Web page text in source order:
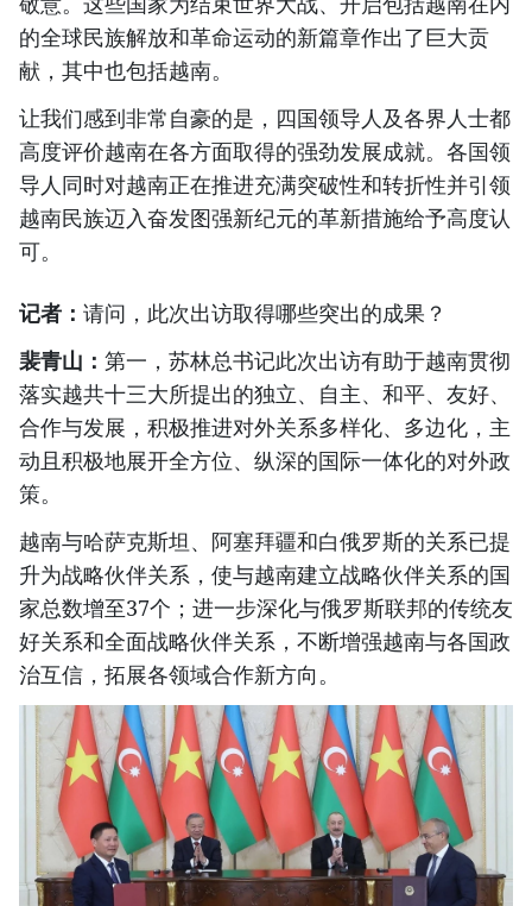
的全球民族解放和革命运动的新篇章作出了巨大贡
献，其中也包括越南。
让我们感到非常自豪的是，四国领导人及各界人士都
高度评价越南在各方面取得的强劲发展成就。各国领
导人同时对越南正在推进充满突破性和转折性并引领
越南民族迈入奋发图强新纪元的革新措施给予高度认
可。
记者： 请问，此次出访取得哪些突出的成果？
裴青山： 第一，苏林总书记此次出访有助于越南贯彻
落实越共十三大所提出的独立、自主、和平、友好、
合作与发展，积极推进对外关系多样化、多边化，主
动且积极地展开全方位、纵深的国际一体化的对外政
策。
越南与哈萨克斯坦、阿塞拜疆和白俄罗斯的关系已提
升为战略伙伴关系，使与越南建立战略伙伴关系的国
家总数增至37个；进一步深化与俄罗斯联邦的传统友
好关系和全面战略伙伴关系，不断增强越南与各国政
治互信，拓展各领域合作新方向。